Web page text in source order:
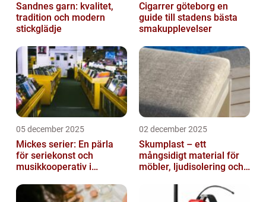
Sandnes garn: kvalitet,
tradition och modern
stickglädje
Cigarrer göteborg en
guide till stadens bästa
smakupplevelser
05 december 2025
Mickes serier: En pärla
för seriekonst och
musikkooperativ i
02 december 2025
Skumplast – ett
mångsidigt material för
möbler, ljudisolering och